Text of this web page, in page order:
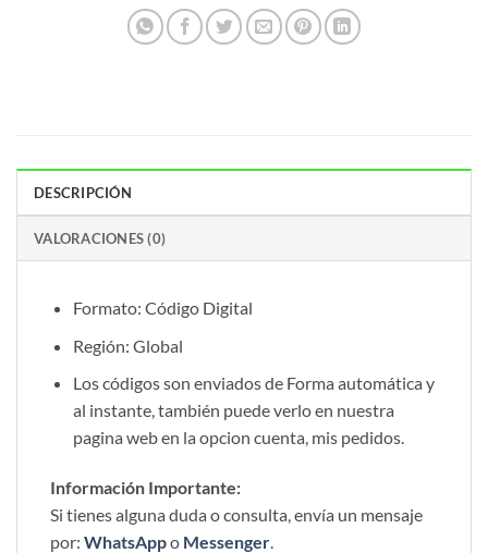
DESCRIPCIÓN
VALORACIONES (0)
Formato: Código Digital
Región: Global
Los códigos son enviados de Forma automática y
al instante, también puede verlo en nuestra
pagina web en la opcion cuenta, mis pedidos.
Información Importante:
Si tienes alguna duda o consulta, envía un mensaje
por: WhatsAppo Messenger.